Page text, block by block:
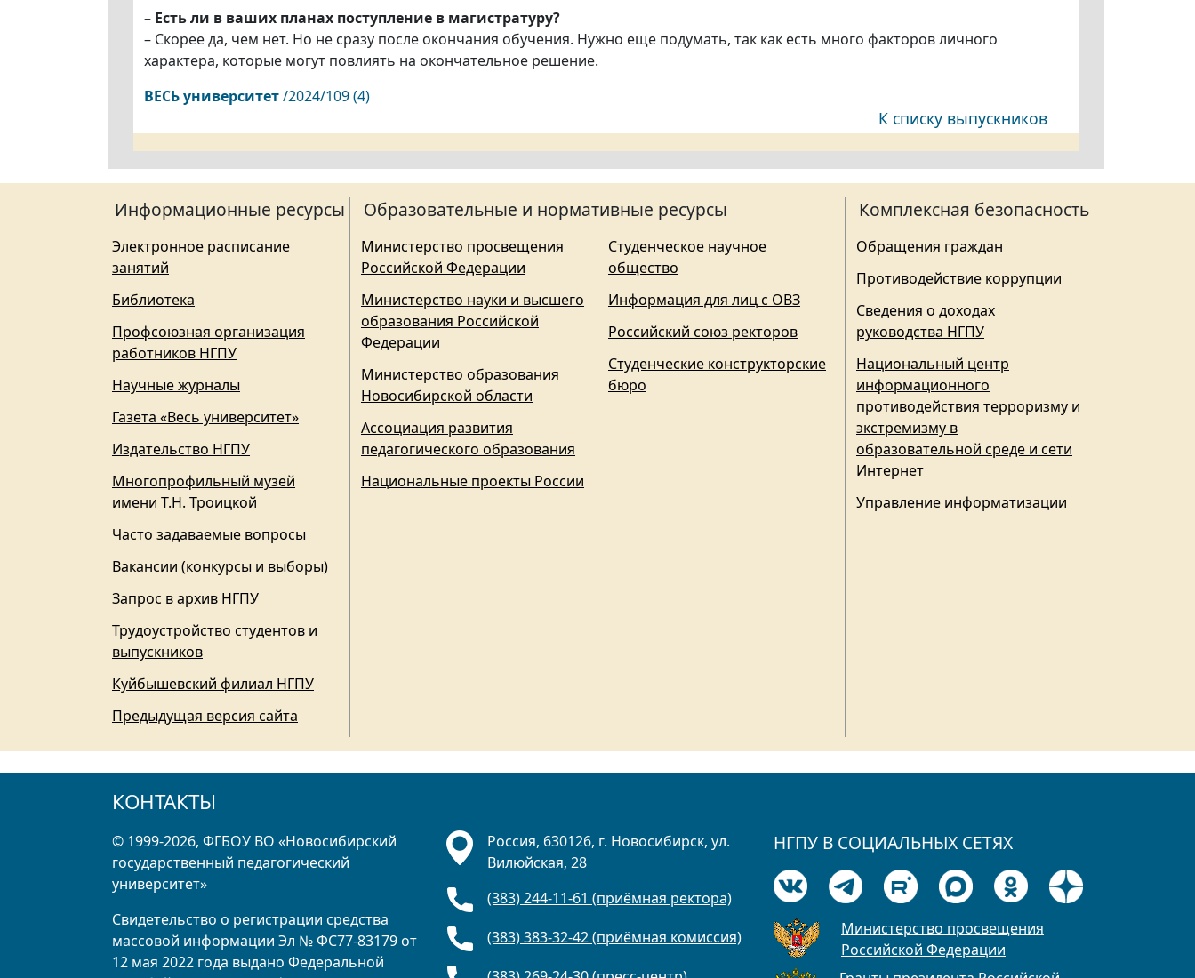
– Есть ли в ваших планах поступление в магистратуру?
– Скорее да, чем нет. Но не сразу после окончания обучения. Нужно еще подумать, так как есть много факторов личного
характера, которые могут повлиять на окончательное решение.
ВЕСЬуниверситет/2024/109 (4)
К списку выпускников
Информационные ресурсы
Электронное расписание
занятий
Библиотека
Профсоюзная организация
работников НГПУ
Научные журналы
Газета «Весь университет»
Издательство НГПУ
Многопрофильный музей
имени Т.Н. Троицкой
Часто задаваемые вопросы
Вакансии (конкурсы и выборы)
Запрос в архив НГПУ
Трудоустройство студентов и
выпускников
Куйбышевский филиал НГПУ
Предыдущая версия сайта
Образовательные и нормативные ресурсы
Министерство просвещения
Российской Федерации
Министерство науки и высшего
образования Российской
Федерации
Министерство образования
Новосибирской области
Ассоциация развития
педагогического образования
Национальные проекты России
Студенческое научное
общество
Информация для лиц с ОВЗ
Российский союз ректоров
Студенческие конструкторские
бюро
Комплексная безопасность
Обращения граждан
Противодействие коррупции
Сведения о доходах
руководства НГПУ
Национальный центр
информационного
противодействия терроризму и
экстремизму в
образовательной среде и сети
Интернет
Управление информатизации
КОНТАКТЫ
© 1999-2026, ФГБОУ ВО «Новосибирский
государственный педагогический
университет»
Свидетельство о регистрации средства
массовой информации Эл № ФС77-83179 от
12 мая 2022 года выдано Федеральной
Россия, 630126, г. Новосибирск, ул.
Вилюйская, 28
(383) 244-11-61 (приёмная ректора)
(383) 383-32-42 (приёмная комиссия)
НГПУ В СОЦИАЛЬНЫХ СЕТЯХ
Министерство просвещения
Российской Федерации